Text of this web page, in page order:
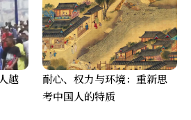
越
耐心、权力与环境：重新思
考中国人的特质